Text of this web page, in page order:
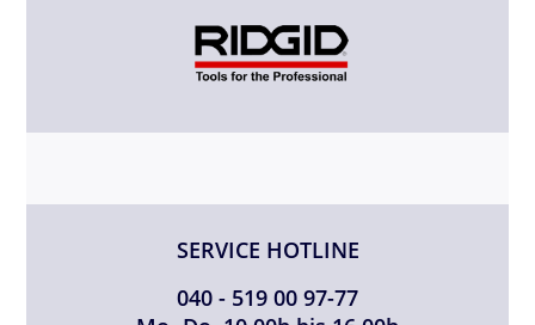
SERVICE HOTLINE
040 - 519 00 97-77